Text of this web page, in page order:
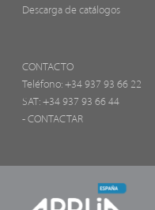
Descarga de catálogos
CONTACTO
Teléfono: +34 937 93 66 22
SAT: +34 937 93 66 44
- CONTACTAR